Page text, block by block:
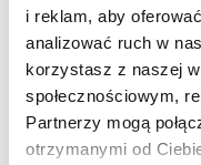
i reklam, aby
analizować ruch w
korzystasz z naszej
społecznościowym,
Partnerzy mogą
otrzymanymi od